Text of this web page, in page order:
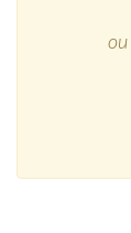
ou